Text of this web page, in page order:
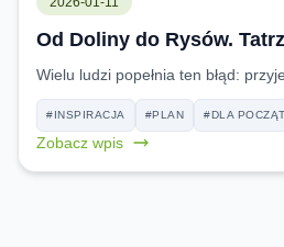
Od Doliny do Rysów.
Wielu ludzi popełnia ten błąd:
#INSPIRACJA #PLAN #DLA
Zobacz wpis